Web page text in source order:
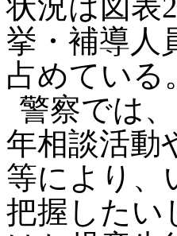
挙・補導人
占めている
警察では
年相談活動
等により、
把握したい